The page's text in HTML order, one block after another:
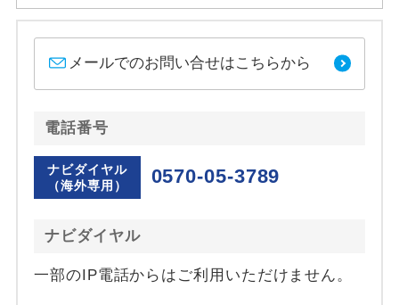
メールでのお問い合せはこちらから
電話番号
ナビダイヤル
（海外専用）
0570-05-3789
ナビダイヤル
一部のIP電話からはご利用いただけません。